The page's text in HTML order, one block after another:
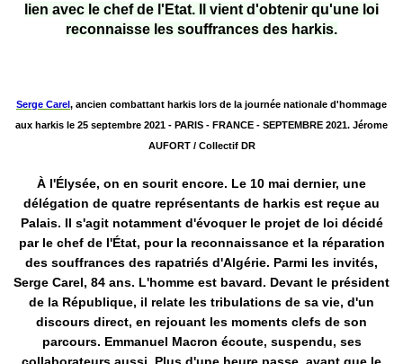
lien avec le chef de l'Etat. Il vient d'obtenir qu'une loi
reconnaisse les souffrances des harkis.
Serge Carel, ancien combattant harkis lors de la journée nationale d'hommage
aux harkis le 25 septembre 2021 - PARIS - FRANCE - SEPTEMBRE 2021. Jérome
AUFORT / Collectif DR
À l'Élysée, on en sourit encore. Le 10 mai dernier, une
délégation de quatre représentants de harkis est reçue au
Palais. Il s'agit notamment d'évoquer le projet de loi décidé
par le chef de l'État, pour la reconnaissance et la réparation
des souffrances des rapatriés d'Algérie. Parmi les invités,
Serge Carel, 84 ans. L'homme est bavard. Devant le président
de la République, il relate les tribulations de sa vie, d'un
discours direct, en rejouant les moments clefs de son
parcours. Emmanuel Macron écoute, suspendu, ses